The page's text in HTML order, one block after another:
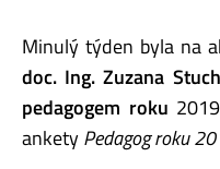
Minulý týden byla na
doc. Ing. Zuzana
pedagogem roku
anketyPedagog roku